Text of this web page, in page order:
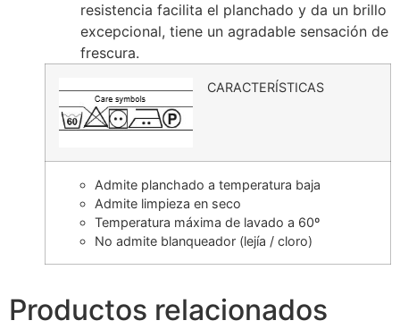
resistencia facilita el planchado y da un brillo
excepcional, tiene un agradable sensación de
frescura.
CARACTERÍSTICAS
Admite planchado a temperatura baja
Admite limpieza en seco
Temperatura máxima de lavado a 60º
No admite blanqueador (lejía / cloro)
Productos relacionados